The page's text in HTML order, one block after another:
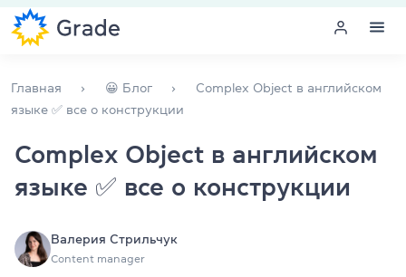
Обучение для преподавателей
Подготовка к экзаменам
Главная 😀 Блог
Complex Object в английском
языке ✅ все о конструкции
Complex Object в английском
языке ✅ все о конструкции
Валерия Стрильчук
Content manager